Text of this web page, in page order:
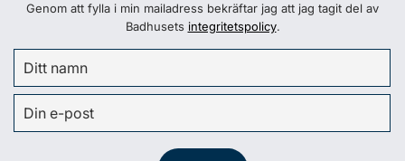
Genom att fylla i min mailadress bekräftar jag att jag tagit del av
Badhusets integritetspolicy.